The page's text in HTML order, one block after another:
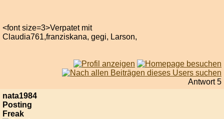
<font size=3>Verpatet mit
Claudia761,franziskana, gegi, Larson,
Antwort 5
nata1984
Posting
Freak